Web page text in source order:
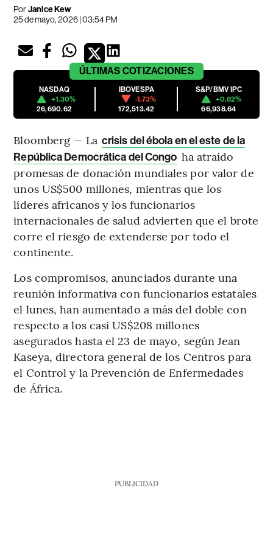
PorJanice Kew
25 de mayo, 2026 | 03:54 PM
ÚLTIMAS COTIZACIONES
NASDAQ
+1.30%
26,690.62
IBOVESPA
-1.73%
172,513.42
S&P/BMV IPC
+0.82%
66,938.64
Bloomberg — La crisis del ébola en el este de la
República Democrática del Congo ha atraído
promesas de donación mundiales por valor de
unos US$500 millones, mientras que los
líderes africanos y los funcionarios
internacionales de salud advierten que el brote
corre el riesgo de extenderse por todo el
continente.
Los compromisos, anunciados durante una
reunión informativa con funcionarios estatales
el lunes, han aumentado a más del doble con
respecto a los casi US$208 millones
asegurados hasta el 23 de mayo, según Jean
Kaseya, directora general de los Centros para
el Control y la Prevención de Enfermedades
de África.
PUBLICIDAD